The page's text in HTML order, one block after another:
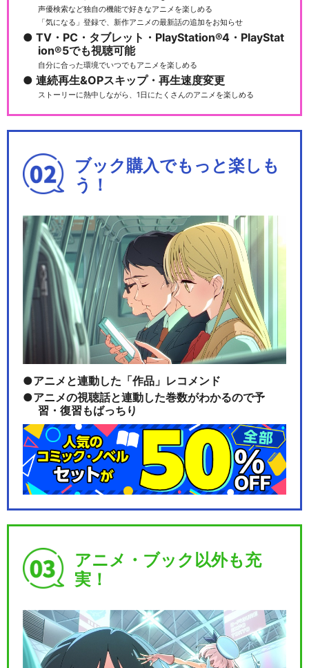
声優検索など独自の機能で好きなアニメを楽しめる
「気になる」登録で、新作アニメの最新話の追加をお知らせ
TV・PC・タブレット・PlayStation®4・PlayStat
ion®5でも視聴可能
自分に合った環境でいつでもアニメを楽しめる
連続再生&OPスキップ・再生速度変更
ストーリーに熱中しながら、1日にたくさんのアニメを楽しめる
ブック購入でもっと楽しも
う！
アニメと連動した「作品」レコメンド
アニメの視聴話と連動した巻数がわかるので予
習・復習もばっちり
アニメ・ブック以外も充
実！